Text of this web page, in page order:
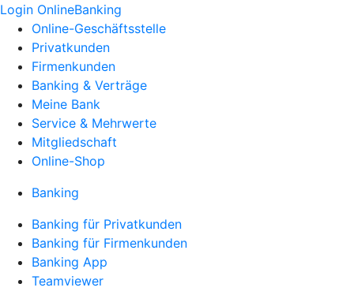
Login OnlineBanking
Online-Geschäftsstelle
Privatkunden
Firmenkunden
Banking & Verträge
Meine Bank
Service & Mehrwerte
Mitgliedschaft
Online-Shop
Banking
Banking für Privatkunden
Banking für Firmenkunden
Banking App
Teamviewer